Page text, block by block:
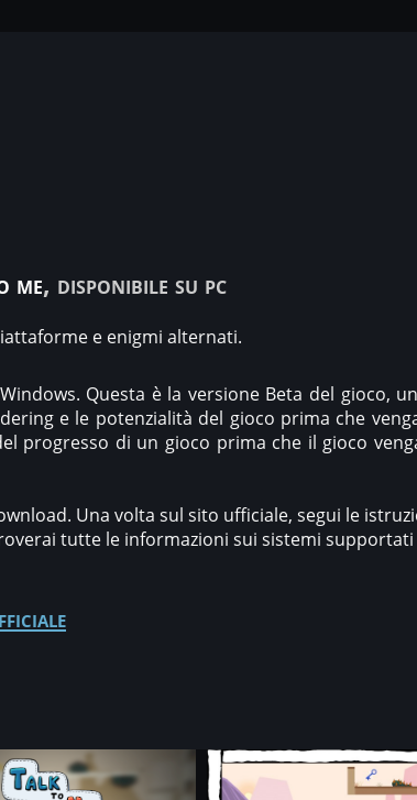
me, disponibile su pc
e enigmi alternati.
Questa è la versione Beta del gioco,
e le potenzialità del gioco prima che
progresso di un gioco prima che il gioco
Una volta sul sito ufficiale, segui le
tutte le informazioni sui sistemi